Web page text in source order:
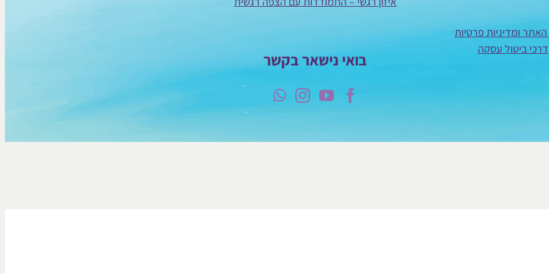
האתר ומדיניות פרטיות
דרכי ביטול עסקה
בואי נישאר בקשר